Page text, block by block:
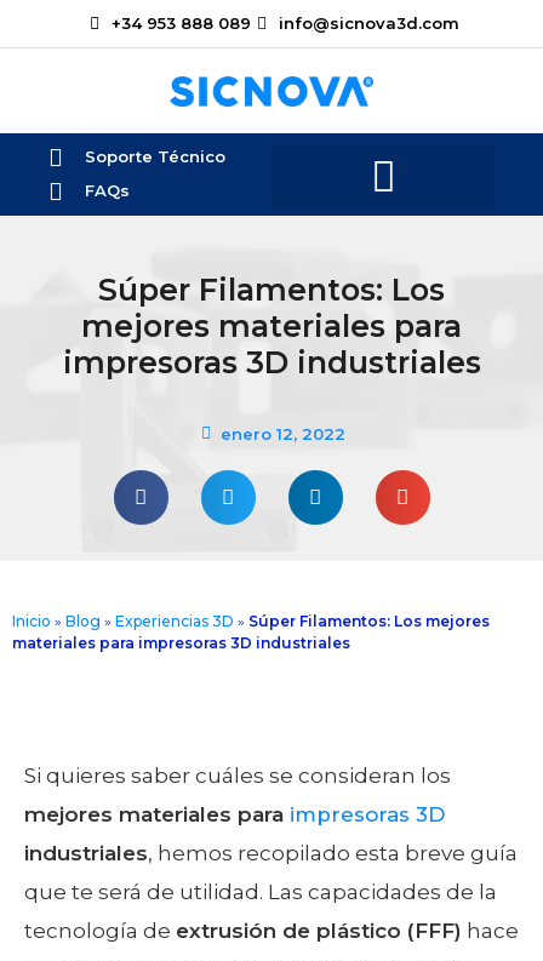
+34 953 888 089 info@sicnova3d.com
Soporte Técnico
FAQs
Súper Filamentos: Los
mejores materiales para
impresoras 3D industriales
enero 12, 2022
Inicio » Blog » Experiencias 3D » Súper Filamentos: Los mejores
materiales para impresoras 3D industriales
Si quieres saber cuáles se consideran los
mejores materiales para impresoras 3D
industriales, hemos recopilado esta breve guía
que te será de utilidad. Las capacidades de la
tecnología de extrusión de plástico (FFF) hace